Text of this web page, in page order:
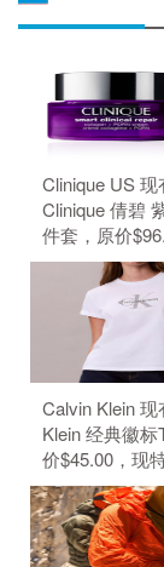
Clinique US 现
Clinique 倩碧
件套，原价
特价$80.00（
元）。 无需使
Calvin Klein
Klein 经典徽
价$45.00，现
$22.50（约
元）。 无需使
码。